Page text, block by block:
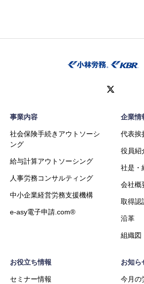
ト・キャンペーン・ニュース
するため。
を実施するため。
（３）弊社が提供するサービ
関する商談、打ち合わせのた
４．第三者提供について
ホームページからお問合せい
しては、第三者へ提供するこ
ません。
事業内容
社会保険手続きアウトソーシ
ング
給与計算アウトソーシング
人事労務コンサルティング
中小企業経営労務支援機構
e-asy電子申請.com®
企業情
代表挨
役員紹
社是・
会社概
取得認
沿革
組織図
お役立ち情報
セミナー情報
お知ら
今月の